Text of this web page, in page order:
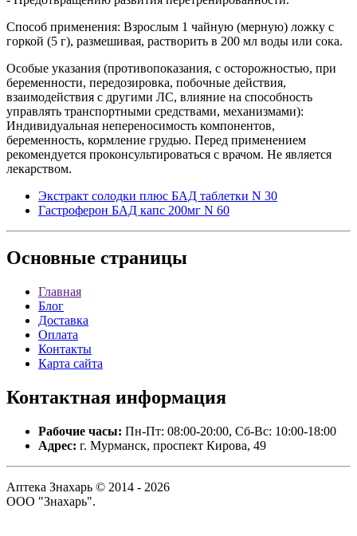
Способ применения: Взрослым 1 чайную (мерную) ложку с
горкой (5 г), размешивая, растворить в 200 мл воды или сока.
Особые указания (противопоказания, с осторожностью, при
беременности, передозировка, побочные действия,
взаимодействия с другими ЛС, влияние на способность
управлять транспортными средствами, механизмами):
Индивидуальная непереносимость компонентов,
беременность, кормление грудью. Перед применением
рекомендуется проконсультироваться с врачом. Не является
лекарством.
Экстракт солодки плюс БАД таблетки N 30
Гастроферон БАД капс 200мг N 60
Основные страницы
Главная
Блог
Доставка
Оплата
Контакты
Карта сайта
Контактная информация
Рабочие часы: Пн-Пт: 08:00-20:00, Сб-Вс: 10:00-18:00
Адрес: г. Мурманск, проспект Кирова, 49
Аптека Знахарь © 2014 - 2026
ООО "Знахарь".